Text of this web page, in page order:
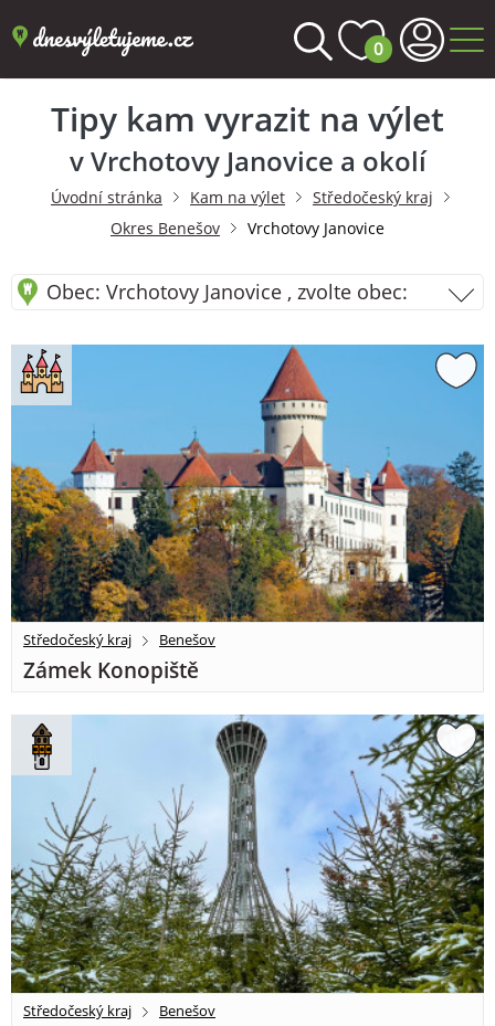
0
Tipy kam vyrazit na výlet
v Vrchotovy Janovice a okolí
Úvodní stránka Kam na výlet
Středočeský kraj
Okres Benešov
Vrchotovy Janovice
Obec: Vrchotovy Janovice , zvolte obec:
Středočeský kraj Benešov
Zámek Konopiště
Středočeský kraj Benešov